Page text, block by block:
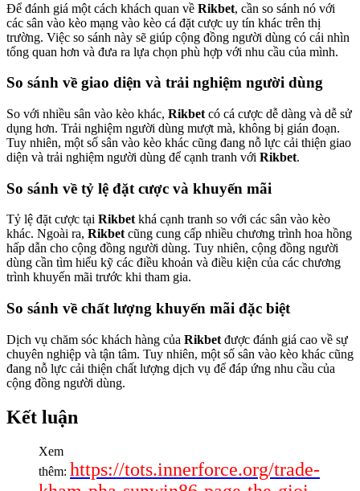
Để đánh giá một cách khách quan về Rikbet, cần so sánh nó với
các sân vào kèo mạng vào kèo cá đặt cược uy tín khác trên thị
trường. Việc so sánh này sẽ giúp cộng đồng người dùng có cái nhìn
tổng quan hơn và đưa ra lựa chọn phù hợp với nhu cầu của mình.
So sánh về giao diện và trải nghiệm người dùng
So với nhiều sân vào kèo khác, Rikbet có cá cược dễ dàng và dễ sử
dụng hơn. Trải nghiệm người dùng mượt mà, không bị gián đoạn.
Tuy nhiên, một số sân vào kèo khác cũng đang nỗ lực cải thiện giao
diện và trải nghiệm người dùng để cạnh tranh với Rikbet.
So sánh về tỷ lệ đặt cược và khuyến mãi
Tỷ lệ đặt cược tại Rikbetkhá cạnh tranh so với các sân vào kèo
khác. Ngoài ra, Rikbetcũng cung cấp nhiều chương trình hoa hồng
hấp dẫn cho cộng đồng người dùng. Tuy nhiên, cộng đồng người
dùng cần tìm hiểu kỹ các điều khoản và điều kiện của các chương
trình khuyến mãi trước khi tham gia.
So sánh về chất lượng khuyến mãi đặc biệt
Dịch vụ chăm sóc khách hàng của Rikbet được đánh giá cao về sự
chuyên nghiệp và tận tâm. Tuy nhiên, một số sân vào kèo khác cũng
đang nỗ lực cải thiện chất lượng dịch vụ để đáp ứng nhu cầu của
cộng đồng người dùng.
Kết luận
Xem
thêm: https://tots.innerforce.org/trade-